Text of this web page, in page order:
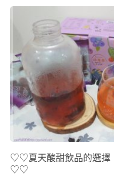
♡♡夏天酸甜飲品的選擇
♡♡